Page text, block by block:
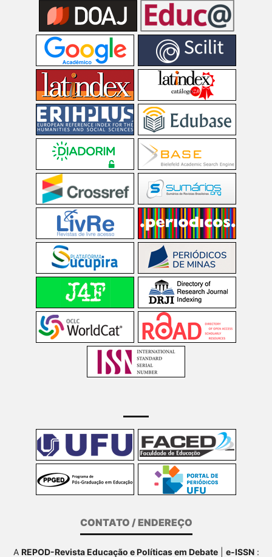
CONTATO / ENDEREÇO
A REPOD-Revista Educação e Políticas em Debate| e-ISSN: